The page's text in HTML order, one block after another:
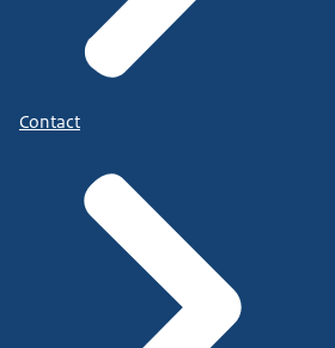
Contact